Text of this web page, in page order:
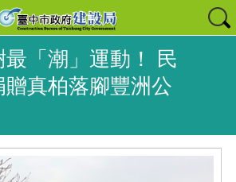
「潮」運動！ 民
贈真柏落腳豐洲公